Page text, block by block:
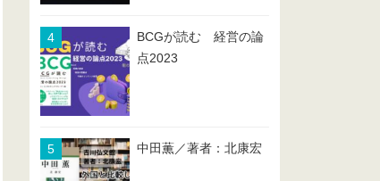
BCGが読む 経営の論
点2023
中田薫／著者：北康宏